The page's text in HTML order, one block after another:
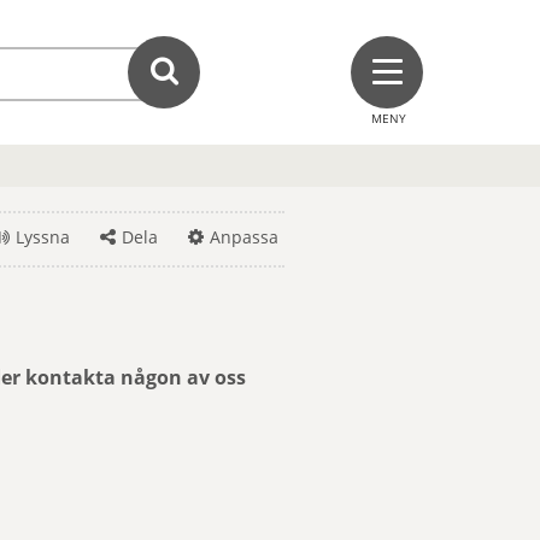
MENY
Anpassa
Dela
Lyssna
kontakta någon av oss